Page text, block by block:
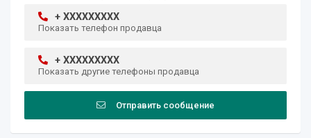
+ XXXXXXXXX
Показать телефон продавца
+ XXXXXXXXX
Показать другие телефоны продавца
Отправить сообщение